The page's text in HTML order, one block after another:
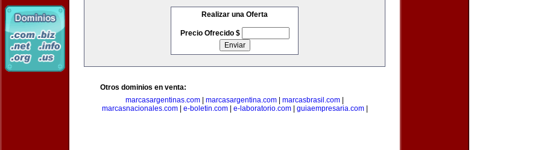
Realizar una Oferta
Precio Ofrecido $
Otros dominios en venta:
marcasargentinas.com
marcasargentina.com marcasbrasil.com
marcasnacionales.com| e-boletin.com| e-laboratorio.com| guiaempresaria.com|